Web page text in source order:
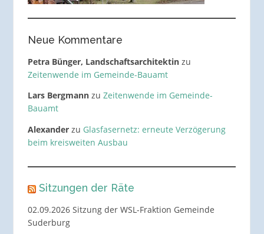
Neue Kommentare
Petra Bünger, Landschaftsarchitektinzu
Zeitenwende im Gemeinde-Bauamt
Lars Bergmannzu Zeitenwende im Gemeinde-
Bauamt
Alexanderzu Glasfasernetz: erneute Verzögerung
beim kreisweiten Ausbau
Sitzungen der Räte
02.09.2026 Sitzung der WSL-Fraktion Gemeinde
Suderburg